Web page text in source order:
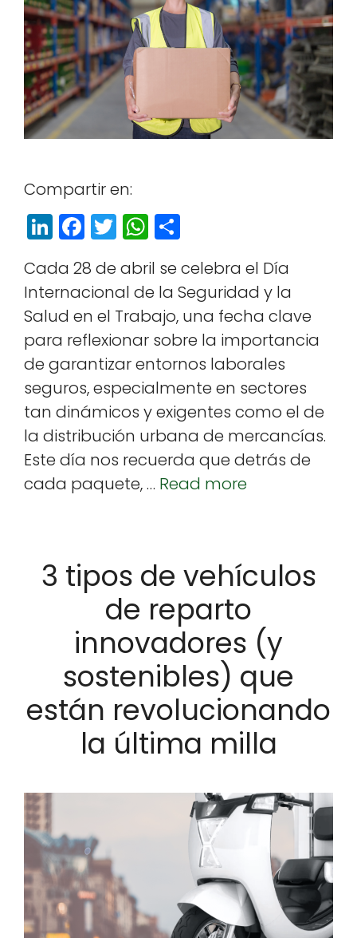
Com­par­tir en:
Li
n
k
e
dI
n
F
a
c
e
b
o
o
k
T
w
itt
e
r
W
h
a
ts
A
p
p
a
r
e
Cada 28 de abril se cel­e­bra el Día
Inter­na­cional de la Seguri­dad y la
Salud en el Tra­ba­jo, una fecha clave
para reflex­ionar sobre la impor­tan­cia
de garan­ti­zar entornos lab­o­rales
seguros, espe­cial­mente en sec­tores
tan dinámi­cos y exi­gentes como el de
la dis­tribu­ción urbana de mer­cancías.
Este día nos recuer­da que detrás de
cada paque­te, … Read more
3 tipos de vehículos
de reparto
innovadores (y
sostenibles) que
están revolucionando
la última milla